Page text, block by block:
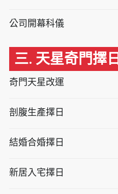
公司開幕科儀
三. 天星奇門擇日
奇門天星改運
剖腹生產擇日
結婚合婚擇日
新居入宅擇日